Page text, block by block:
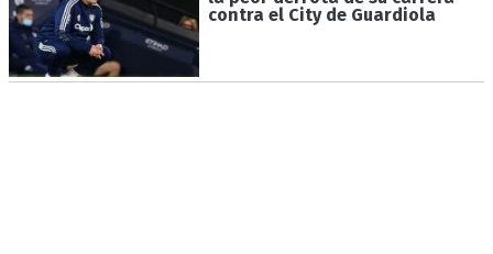
contra el City de Guardiola